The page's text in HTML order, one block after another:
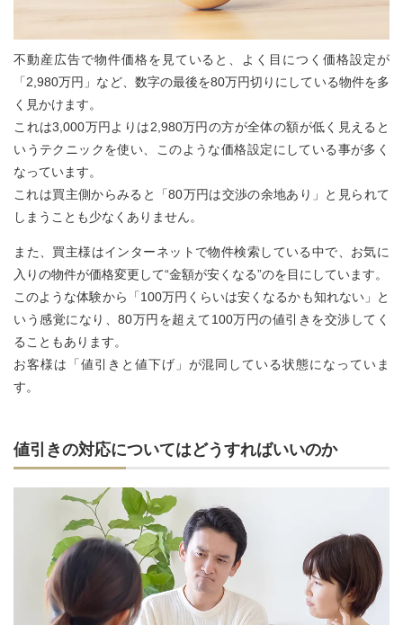
不動産広告で物件価格を見ていると、よく目につく価格設定が
「2,980万円」など、数字の最後を80万円切りにしている物件を多
く見かけます。
これは3,000万円よりは2,980万円の方が全体の額が低く見えると
いうテクニックを使い、このような価格設定にしている事が多く
なっています。
これは買主側からみると「80万円は交渉の余地あり」と見られて
しまうことも少なくありません。
また、買主様はインターネットで物件検索している中で、お気に
入りの物件が価格変更して“金額が安くなる”のを目にしています。
このような体験から「100万円くらいは安くなるかも知れない」と
いう感覚になり、80万円を超えて100万円の値引きを交渉してく
ることもあります。
お客様は「値引きと値下げ」が混同している状態になっていま
す。
値引きの対応についてはどうすればいいのか